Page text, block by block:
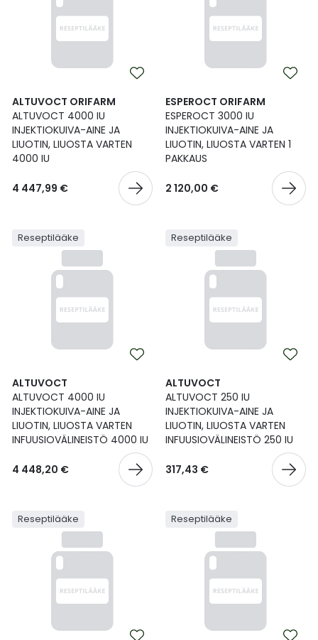
ALTUVOCT ORIFARM
ALTUVOCT 4000 IU
INJEKTIOKUIVA-AINE JA
LIUOTIN, LIUOSTA VARTEN
4000 IU
4 447,99 €
ESPEROCT ORIFARM
ESPEROCT 3000 IU
INJEKTIOKUIVA-AINE JA
LIUOTIN, LIUOSTA VARTEN 1
PAKKAUS
2 120,00 €
Reseptilääke
ALTUVOCT
ALTUVOCT 4000 IU
INJEKTIOKUIVA-AINE JA
LIUOTIN, LIUOSTA VARTEN
INFUUSIOVÄLINEISTÖ 4000 IU
4 448,20 €
Reseptilääke
ALTUVOCT
ALTUVOCT 250 IU
INJEKTIOKUIVA-AINE JA
LIUOTIN, LIUOSTA VARTEN
INFUUSIOVÄLINEISTÖ 250 IU
317,43 €
Reseptilääke Reseptilääke